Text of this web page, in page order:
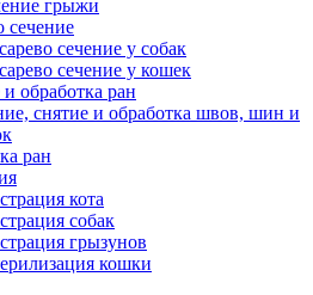
грыжи
сечение
сечение у собак
сечение у кошек
обработка ран
снятие и обработка швов, шин и
ран
кота
собак
грызунов
кошки